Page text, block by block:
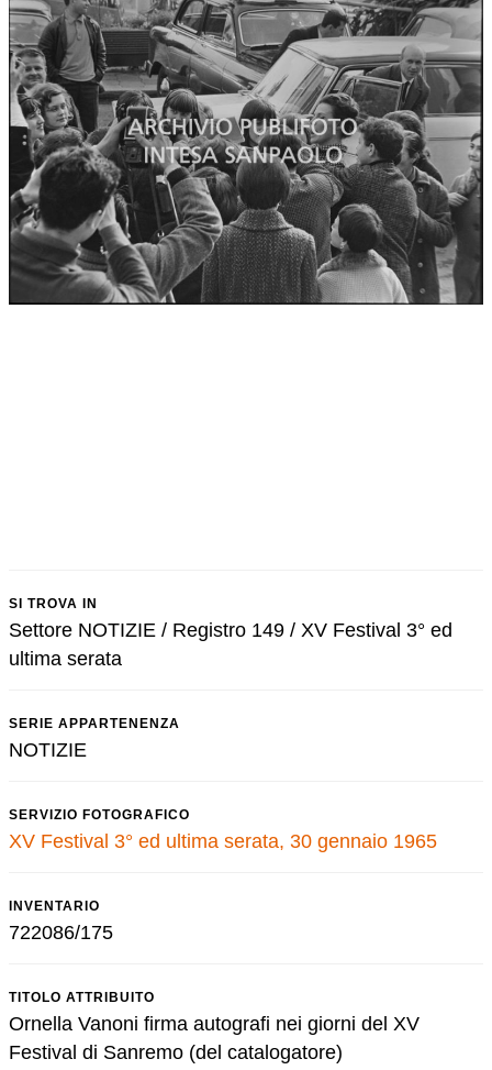
SI TROVA IN
Settore NOTIZIE / Registro 149 / XV Festival 3° ed
ultima serata
SERIE APPARTENENZA
NOTIZIE
SERVIZIO FOTOGRAFICO
XV Festival 3° ed ultima serata, 30 gennaio 1965
INVENTARIO
722086/175
TITOLO ATTRIBUITO
Ornella Vanoni firma autografi nei giorni del XV
Festival di Sanremo (del catalogatore)